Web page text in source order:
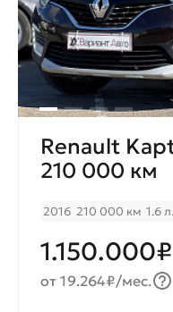
Renault
210 000 км
2016 210 000 км 1.6 л.
1.150.000₽
от 19.264₽/мес.